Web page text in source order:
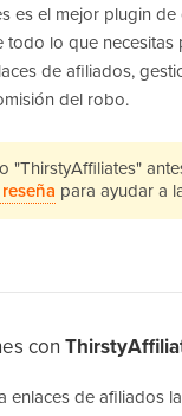
es el mejor plugin
todo lo que necesitas
de afiliados,
del robo.
"ThirstyAffiliates"
para ayudar a
con
enlaces de afiliados